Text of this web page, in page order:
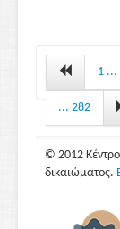
1 ...
... 282
© 2012
δικαιώματος.